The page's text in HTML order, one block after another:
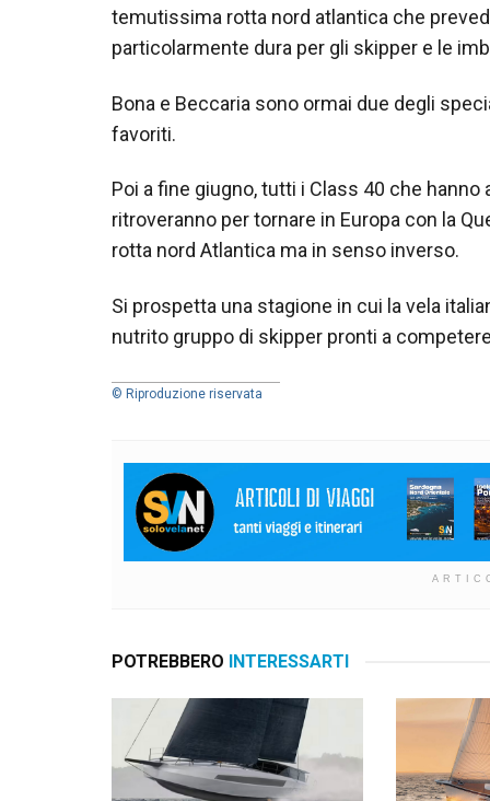
temutissima rotta nord atlantica che
particolarmente dura per gli skipper e le
Bona e Beccaria sono ormai due degli
favoriti.
Poi a fine giugno, tutti i Class 40 che hanno
ritroveranno per tornare in Europa con la
rotta nord Atlantica ma in senso inverso.
Si prospetta una stagione in cui la vela
nutrito gruppo di skipper pronti a
© Riproduzione riservata
POTREBBERO INTERESSARTI